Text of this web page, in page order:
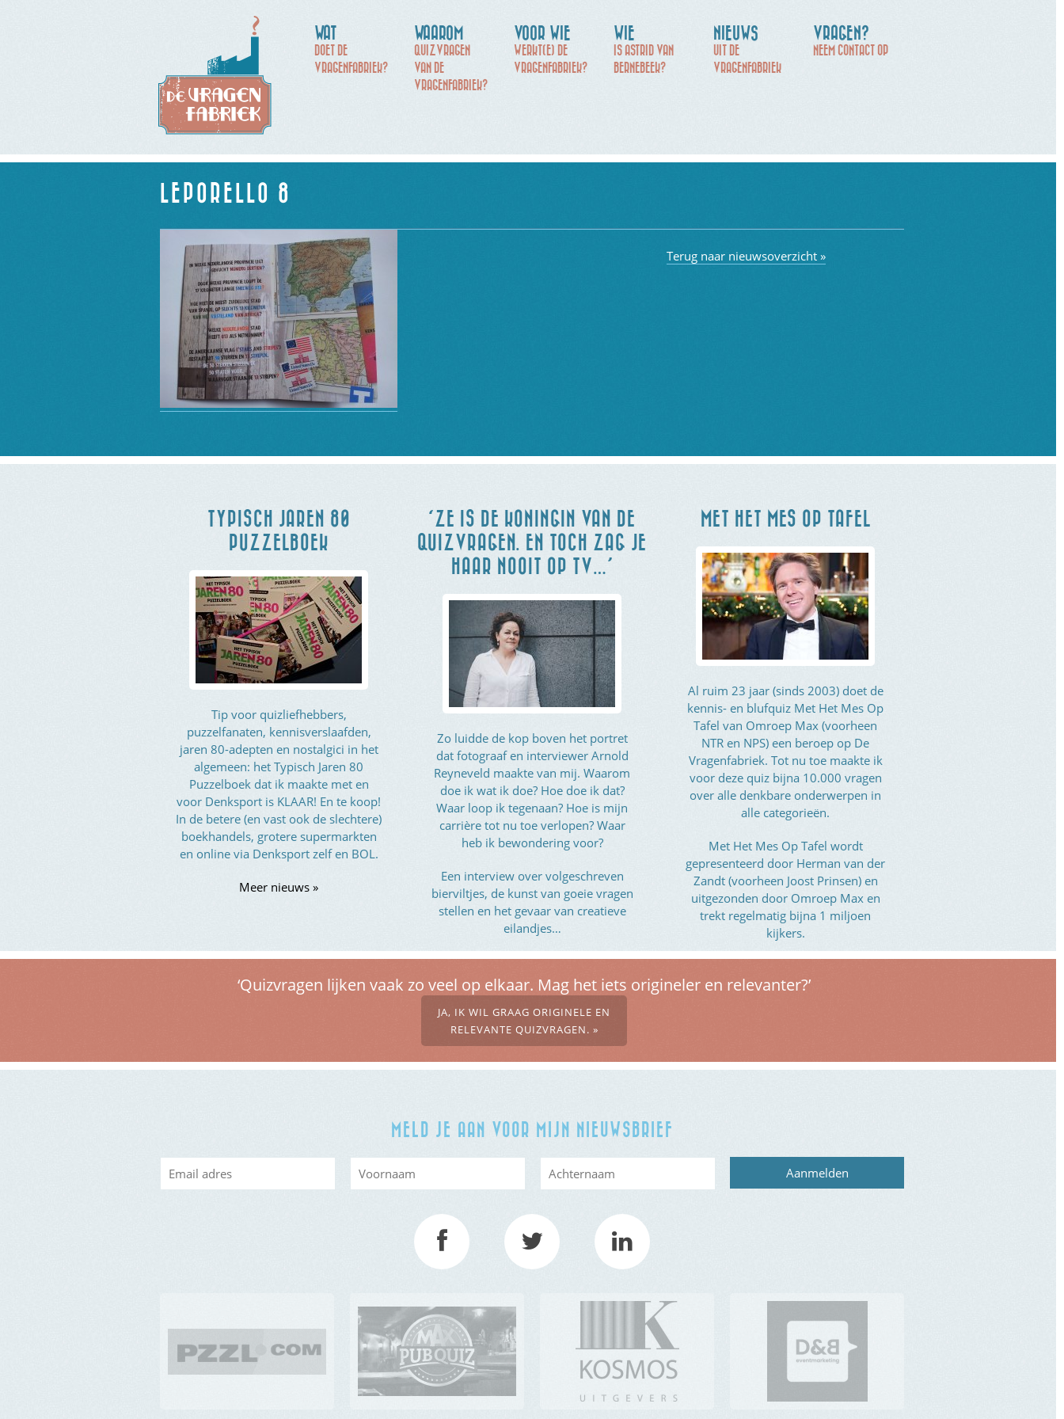
WAT
DOET DE
VRAGENFABRIEK?
WAAROM
QUIZVRAGEN
VAN DE
VRAGENFABRIEK?
VOOR WIE
WERKT(E) DE
VRAGENFABRIEK?
WIE
IS ASTRID VAN
BERNEBEEK?
NIEUWS
UIT DE
VRAGENFABRIEK
VRAGEN?
NEEM CONTACT OP
LEPORELLO 8
Terug naar nieuwsoverzicht »
TYPISCH JAREN 80
PUZZELBOEK
Tip voor quizliefhebbers,
puzzelfanaten, kennisverslaafden,
jaren 80-adepten en nostalgici in het
algemeen: het Typisch Jaren 80
Puzzelboek dat ik maakte met en
voor Denksport is KLAAR! En te koop!
In de betere (en vast ook de slechtere)
boekhandels, grotere supermarkten
en online via Denksport zelf en BOL.
Meer nieuws »
‘ZE IS DE KONINGIN VAN DE
QUIZVRAGEN. EN TOCH ZAG JE
HAAR NOOIT OP TV…’
Zo luidde de kop boven het portret
dat fotograaf en interviewer Arnold
Reyneveld maakte van mij. Waarom
doe ik wat ik doe? Hoe doe ik dat?
Waar loop ik tegenaan? Hoe is mijn
carrière tot nu toe verlopen? Waar
heb ik bewondering voor?
Een interview over volgeschreven
bierviltjes, de kunst van goeie vragen
stellen en het gevaar van creatieve
eilandjes…
MET HET MES OP TAFEL
Al ruim 23 jaar (sinds 2003) doet de
kennis- en blufquiz Met Het Mes Op
Tafel van Omroep Max (voorheen
NTR en NPS) een beroep op De
Vragenfabriek. Tot nu toe maakte ik
voor deze quiz bijna 10.000 vragen
over alle denkbare onderwerpen in
alle categorieën.
Met Het Mes Op Tafel wordt
gepresenteerd door Herman van der
Zandt (voorheen Joost Prinsen) en
uitgezonden door Omroep Max en
trekt regelmatig bijna 1 miljoen
kijkers.
‘Quizvragen lijken vaak zo veel op elkaar. Mag het iets origineler en relevanter?’
JA, IK WIL GRAAG ORIGINELE EN
RELEVANTE QUIZVRAGEN. »
MELD JE AAN VOOR MIJN NIEUWSBRIEF